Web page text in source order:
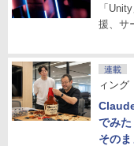
「
援、サ
連載
ィング
でみ
その